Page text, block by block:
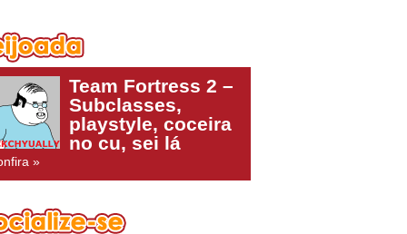
Team Fortress 2 –
Subclasses,
playstyle, coceira
no cu, sei lá
»